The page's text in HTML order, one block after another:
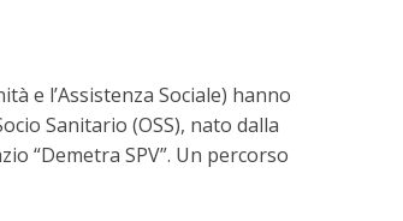
e l’Assistenza Sociale) hanno
Sanitario (OSS), nato dalla
“Demetra SPV”. Un percorso